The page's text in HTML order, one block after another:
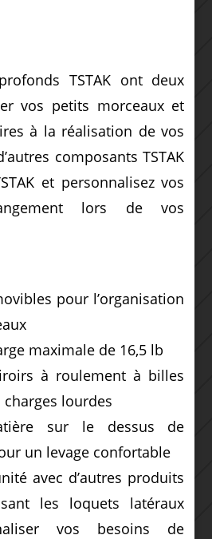
TSTAK ont deux
vos petits morceaux et
à la réalisation de vos
composants TSTAK
et personnalisez vos
lors de vos
pour l’organisation
maximale de 16,5 lb
à roulement à billes
lourdes
sur le dessus de
un levage confortable
avec d’autres produits
les loquets latéraux
vos besoins de